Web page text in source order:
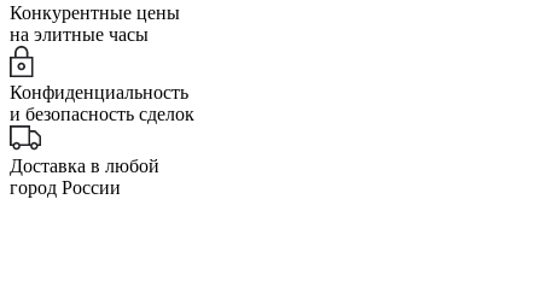
Конкурентные цены
на элитные часы
Конфиденциальность
и безопасность сделок
Доставка в любой
город России